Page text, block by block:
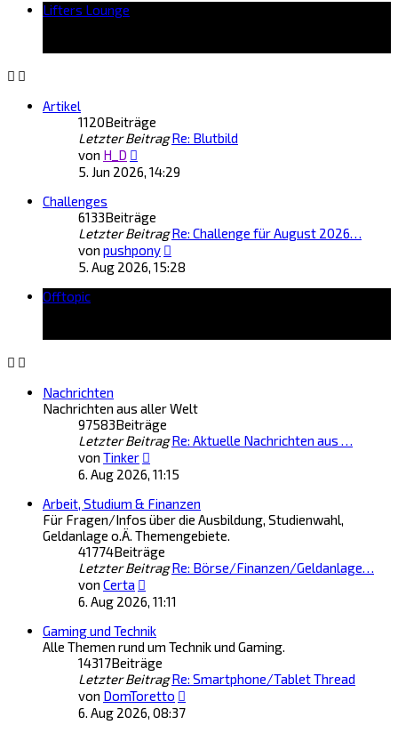
Lifters Lounge
Artikel
1120Beiträge
Letzter Beitrag Re: Blutbild
von H_D
Beitrag
5. Jun 2026, 14:29
Challenges
6133Beiträge
Letzter Beitrag Re: Challenge für August 2026…
von pushpony
Beitrag
5. Aug 2026, 15:28
Offtopic
Nachrichten
Nachrichten aus aller Welt
97583Beiträge
Letzter Beitrag Re: Aktuelle Nachrichten aus …
von Tinker
Beitrag
6. Aug 2026, 11:15
Arbeit, Studium & Finanzen
Für Fragen/Infos über die Ausbildung, Studienwahl,
Geldanlage o.Ä. Themengebiete.
41774Beiträge
Letzter Beitrag Re: Börse/Finanzen/Geldanlage…
von Certa
Beitrag
6. Aug 2026, 11:11
Gaming und Technik
Alle Themen rund um Technik und Gaming.
14317Beiträge
Letzter Beitrag Re: Smartphone/Tablet Thread
von DomToretto
Beitrag
6. Aug 2026, 08:37